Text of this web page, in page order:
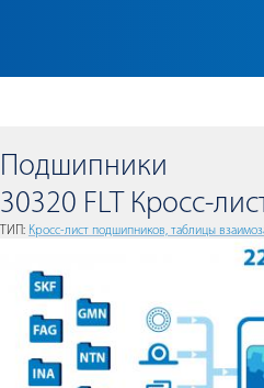
Подшипники
30320 FLT Кросс-
ТИП: Кросс-лист подшипников, таблицы